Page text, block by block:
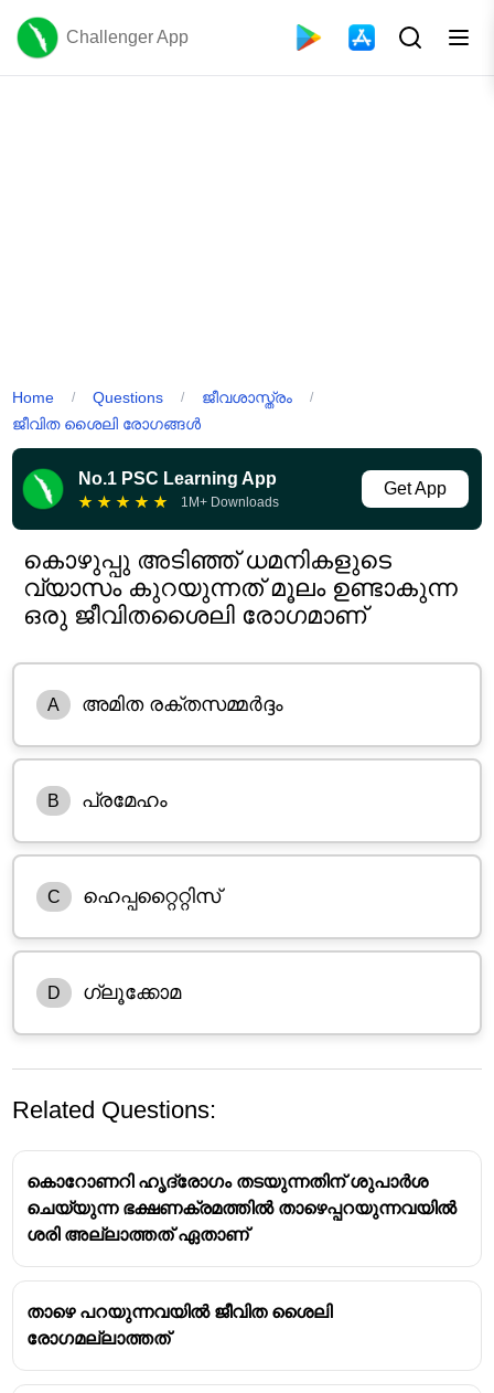
Challenger App
Home / Questions / ജീവശാസ്ത്രം /
ജീവിത ശൈലി രോഗങ്ങൾ
No.1 PSC Learning App
★ ★ ★ ★ ★ 1M+ Downloads
Get App
കൊഴുപ്പു അടിഞ്ഞ് ധമനികളുടെ
വ്യാസം കുറയുന്നത് മൂലം ഉണ്ടാകുന്ന
ഒരു ജീവിതശൈലി രോഗമാണ്
A അമിത രക്തസമ്മർദ്ദം
B പ്രമേഹം
C ഹെപ്പറ്റൈറ്റിസ്
D ഗ്ലൂക്കോമ
അമിത രക്തസമ്മർദ്ദം (Hypertension):
ഈ അവസ്ഥയെ ഹൈപ്പർടെൻഷൻ എന്നും
വിളിക്കുന്നു. കൊഴുപ്പ്, കൊളസ്ട്രോൾ തുടങ്ങിയവ
രക്തധമനികളുടെ ഭിത്തികളിൽ അടിഞ്ഞുകൂടി
Related Questions:
കൊറോണറി ഹൃദ്രോഗം തടയുന്നതിന് ശുപാർശ
ചെയ്യുന്ന ഭക്ഷണക്രമത്തിൽ താഴെപ്പറയുന്നവയിൽ
ശരി അല്ലാത്തത് ഏതാണ്
താഴെ പറയുന്നവയിൽ ജീവിത ശൈലി
രോഗമല്ലാത്തത്